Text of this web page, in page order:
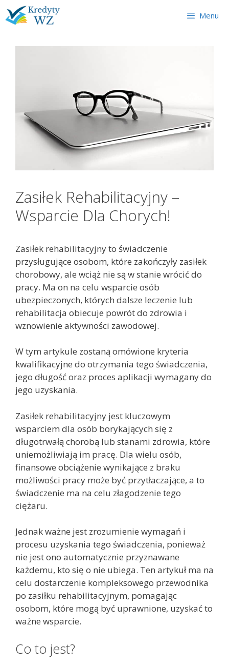
Skip
to
Menu
Zasiłek Rehabilitacyjny –
Wsparcie Dla Chorych!
Zasiłek rehabilitacyjny to świadczenie
przysługujące osobom, które zakończyły zasiłek
chorobowy, ale wciąż nie są w stanie wrócić do
pracy. Ma on na celu wsparcie osób
ubezpieczonych, których dalsze leczenie lub
rehabilitacja obiecuje powrót do zdrowia i
wznowienie aktywności zawodowej.
W tym artykule zostaną omówione kryteria
kwalifikacyjne do otrzymania tego świadczenia,
jego długość oraz proces aplikacji wymagany do
jego uzyskania.
Zasiłek rehabilitacyjny jest kluczowym
wsparciem dla osób borykających się z
długotrwałą chorobą lub stanami zdrowia, które
uniemożliwiają im pracę. Dla wielu osób,
finansowe obciążenie wynikające z braku
możliwości pracy może być przytłaczające, a to
świadczenie ma na celu złagodzenie tego
ciężaru.
Jednak ważne jest zrozumienie wymagań i
procesu uzyskania tego świadczenia, ponieważ
nie jest ono automatycznie przyznawane
każdemu, kto się o nie ubiega. Ten artykuł ma na
celu dostarczenie kompleksowego przewodnika
po zasiłku rehabilitacyjnym, pomagając
osobom, które mogą być uprawnione, uzyskać to
ważne wsparcie.
Co to jest?